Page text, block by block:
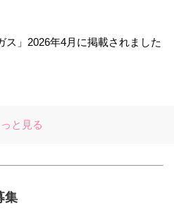
ス」2026年4月に掲載されました
っと見る
集